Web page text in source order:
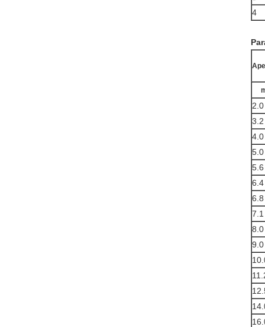
4
2.0
3.2
4.0
5.0
5.6
6.4
6.8
7.1
8.0
9.0